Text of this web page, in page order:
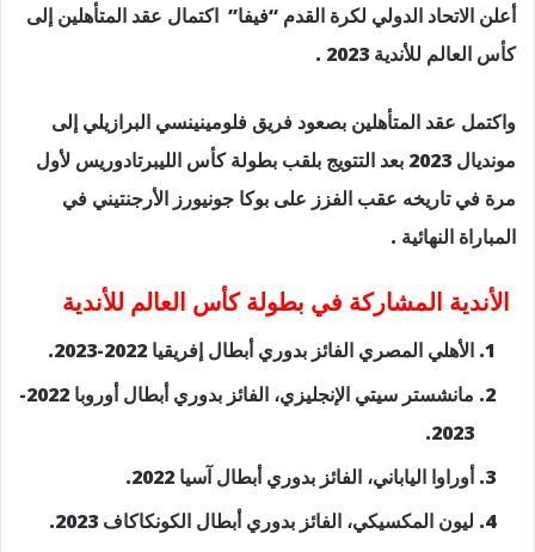
أعلن الاتحاد الدولي لكرة القدم “فيفا” اكتمال عقد المتأهلين إلى
كأس العالم للأندية 2023 .
واكتمل عقد المتأهلين بصعود فريق فلومينينسي البرازيلي إلى
مونديال 2023 بعد التتويج بلقب بطولة كأس الليبرتادوريس لأول
مرة في تاريخه عقب الفزز على بوكا جونيورز الأرجنتيني في
المباراة النهائية .
الأندية المشاركة في بطولة كأس العالم للأندية
الأهلي المصري الفائز بدوري أبطال إفريقيا 2022-2023.
مانشستر سيتي الإنجليزي، الفائز بدوري أبطال أوروبا 2022-
2023.
أوراوا الياباني، الفائز بدوري أبطال آسيا 2022.
ليون المكسيكي، الفائز بدوري أبطال الكونكاكاف 2023.